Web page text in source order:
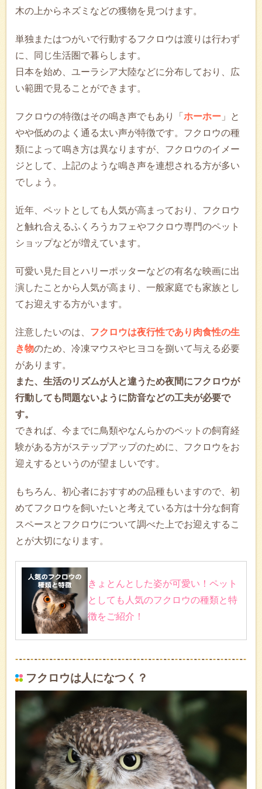
木の上からネズミなどの獲物を見つけます。
単独またはつがいで行動するフクロウは渡りは行わず
に、同じ生活圏で暮らします。
日本を始め、ユーラシア大陸などに分布しており、広
い範囲で見ることができます。
フクロウの特徴はその鳴き声でもあり「 ホーホー 」と
やや低めのよく通る太い声が特徴です。フクロウの種
類によって鳴き方は異なりますが、フクロウのイメー
ジとして、上記のような鳴き声を連想される方が多い
でしょう。
近年、ペットとしても人気が高まっており、フクロウ
と触れ合えるふくろうカフェやフクロウ専門のペット
ショップなどが増えています。
可愛い見た目とハリーポッターなどの有名な映画に出
演したことから人気が高まり、一般家庭でも家族とし
てお迎えする方がいます。
注意したいのは、 フクロウは夜行性であり肉食性の生
き物のため、冷凍マウスやヒヨコを捌いて与える必要
があります。
また、生活のリズムが人と違うため夜間にフクロウが
行動しても問題ないように防音などの工夫が必要で
す。
できれば、今までに鳥類やなんらかのペットの飼育経
験がある方がステップアップのために、フクロウをお
迎えするというのが望ましいです。
もちろん、初心者におすすめの品種もいますので、初
めてフクロウを飼いたいと考えている方は十分な飼育
スペースとフクロウについて調べた上でお迎えするこ
とが大切になります。
きょとんとした姿が可愛い！ペット
としても人気のフクロウの種類と特
徴をご紹介！
フクロウは人になつく？